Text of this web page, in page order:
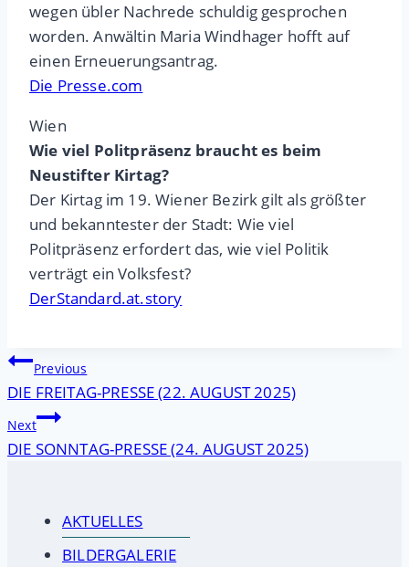
wegen übler Nachrede schuldig gesprochen
worden. Anwältin Maria Windhager hofft auf
einen Erneuerungsantrag.
Die Presse.com
Wien
Wie viel Politpräsenz braucht es beim
Neustifter Kirtag?
Der Kirtag im 19. Wiener Bezirk gilt als größter
und bekanntester der Stadt: Wie viel
Politpräsenz erfordert das, wie viel Politik
verträgt ein Volksfest?
DerStandard.at.story
Beitragsnavigation
Previous
DIE FREITAG-PRESSE (22. AUGUST 2025)
Next
DIE SONNTAG-PRESSE (24. AUGUST 2025)
AKTUELLES
BILDERGALERIE